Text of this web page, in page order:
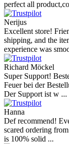
perfect all
Nerijus
Excellent store!
shipping, and the
experience was
Richard Möckel
Super Support!
Feuer bei der
Der Support ist w ...
Hanna
Def recommend!
scared ordering
is 100% solid ...